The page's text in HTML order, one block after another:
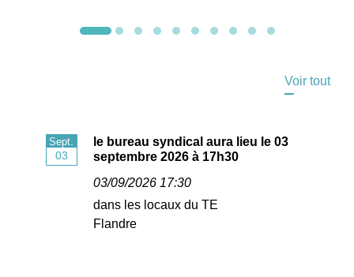
Voir tout
Sept.
03
le bureau syndical aura lieu le 03
septembre 2026 à 17h30
03/09/2026 17:30
dans les locaux du TE
Flandre